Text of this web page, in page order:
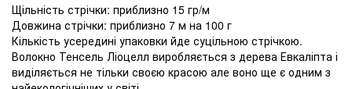
Щільність стрічки: приблизно 15 гр/м
Довжина стрічки: приблизно 7 м на 100 г
Кількість усередині упаковки йде суцільною стрічкою.
Волокно Тенсель Ліоцелл виробляється з дерева Евкаліпта і
виділяється не тільки своєю красою але воно ще є одним з